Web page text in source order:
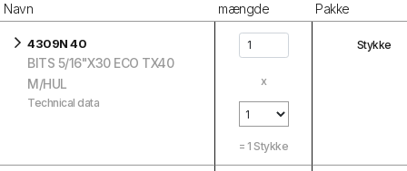
Navn
mængde
Pakke
4309N 40
BITS 5/16"X30 ECO TX40
M/HUL
Technical data
x
= 1 Stykke
Stykke